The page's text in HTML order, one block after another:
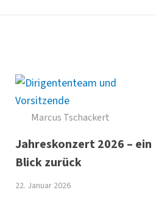
Marcus Tschackert
Jahreskonzert 2026 – ein
Blick zurück
22. Januar 2026